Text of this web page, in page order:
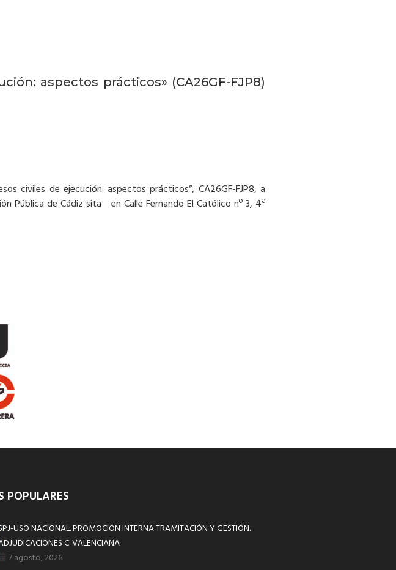
aspectos prácticos» (CA26GF-FJP8)
civiles de ejecución: aspectos prácticos”, CA26GF-FJP8, a
Pública de Cádiz sita en Calle Fernando El Católico nº 3, 4ª
POPULARES
USO NACIONAL. PROMOCIÓN INTERNA TRAMITACIÓN Y GESTIÓN.
C. VALENCIANA
7 agosto, 2026